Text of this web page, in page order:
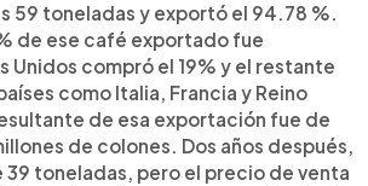
59 toneladas y exportó el 94.78 %.
de ese café exportado fue
Unidos compró el 19% y el restante
como Italia, Francia y Reino
de esa exportación fue de
de colones. Dos años después,
39 toneladas, pero el precio de venta